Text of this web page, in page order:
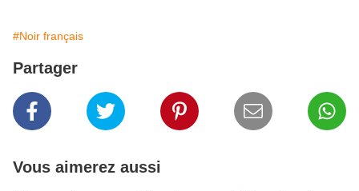
#Noir français
Partager
Vous aimerez aussi